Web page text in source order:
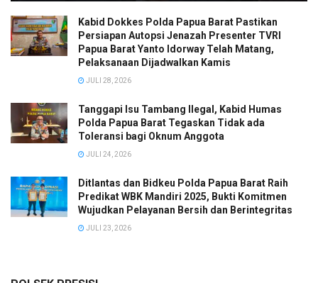
Kabid Dokkes Polda Papua Barat Pastikan
Persiapan Autopsi Jenazah Presenter TVRI
Papua Barat Yanto Idorway Telah Matang,
Pelaksanaan Dijadwalkan Kamis
JULI 28, 2026
Tanggapi Isu Tambang Ilegal, Kabid Humas
Polda Papua Barat Tegaskan Tidak ada
Toleransi bagi Oknum Anggota
JULI 24, 2026
Ditlantas dan Bidkeu Polda Papua Barat Raih
Predikat WBK Mandiri 2025, Bukti Komitmen
Wujudkan Pelayanan Bersih dan Berintegritas
JULI 23, 2026